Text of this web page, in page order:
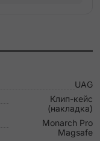
UAG
Клип-кейс
(накладка)
Monarch Pro
Magsafe